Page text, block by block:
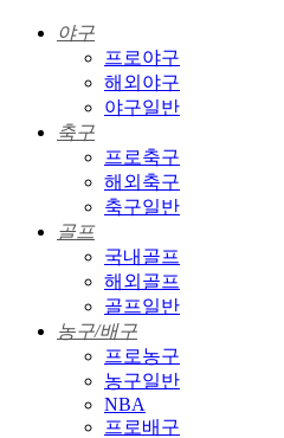
야구
프로야구
해외야구
야구일반
축구
프로축구
해외축구
축구일반
골프
국내골프
해외골프
골프일반
농구/배구
프로농구
농구일반
NBA
프로배구